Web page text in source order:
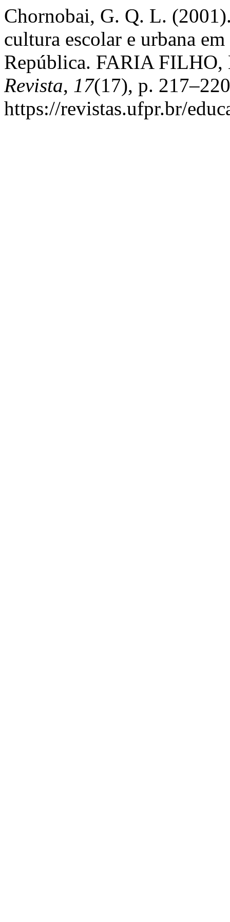
Chornobai, G. Q. L.
cultura escolar e urbana
República. FARIA FILHO,
Revista, 17(17), p.
https://revistas.ufpr.br/